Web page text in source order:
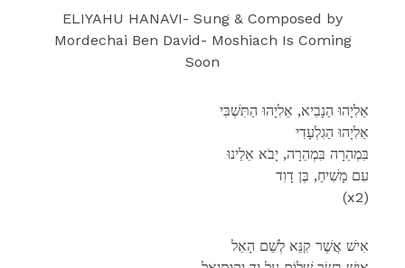
ELIYAHU HANAVI- Sung & Composed by
Mordechai Ben David- Moshiach Is Coming
Soon
אֵלִיָהוּ הַנָבִיא, אֵלִיָהוּ הַתִּשְׁבִּי
אֵלִיָהוּ הַגִלְעָדִי
בִּמְהֵרָה בִּמְהֵרָה, יָבֹא אֵלֵינוּ
עִם מָשִׁיחַ, בֶּן דָוִד
(x2)
אִישׁ אֲשֶׁר קִנֵּא לְשֵׁם הָאֵל